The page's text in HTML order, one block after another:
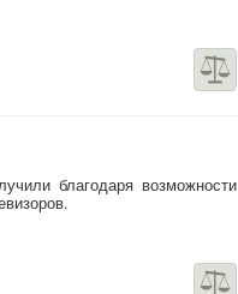
благодаря возможности